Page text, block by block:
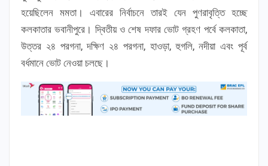
হয়েছিলেন মমতা। এবারের নির্বাচনে তারই যেন পুণরাবৃত্তি হচ্ছে
কলকাতার ভবানীপুরে। দ্বিতীয় ও শেষ দফার ভোট গ্রহণ পর্বে কলকাতা,
উত্তর ২৪ পরগনা, দক্ষিণ ২৪ পরগনা, হাওড়া, হুগলি, নদীয়া এবং পূর্ব
বর্ধমানে ভোট নেওয়া চলছে।